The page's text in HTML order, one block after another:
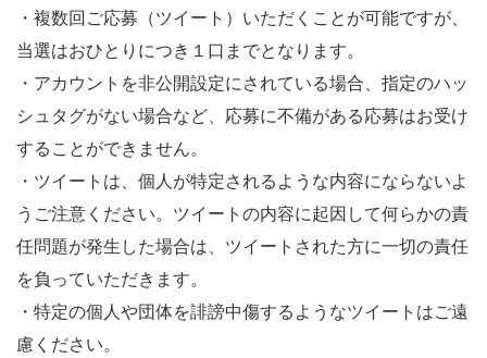
・複数回ご応募（ツイート）いただくことが可能ですが、
当選はおひとりにつき１口までとなります。
・アカウントを非公開設定にされている場合、 指定のハッ
シュタグがない場合など、応募に不備がある応募はお受け
することができません。
・ツイートは、 個人が特定されるような内容にならないよ
うご注意ください。ツイートの内容に起因して何らかの責
任問題が発生した場合は、ツイートされた方に一切の責任
を負っていただきます。
・ 特定の個人や団体を誹謗中傷するようなツイートはご遠
慮ください。